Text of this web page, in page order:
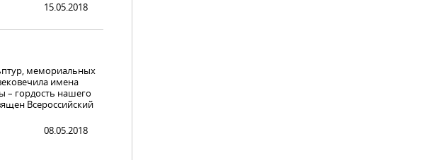
15.05.2018
мемориальных
имена
– гордость нашего
Всероссийский
08.05.2018